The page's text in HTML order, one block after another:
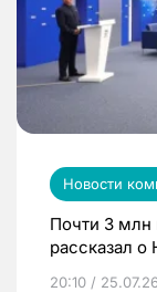
Новости
Почти 3
рассказал
20:10 / 25.07.26